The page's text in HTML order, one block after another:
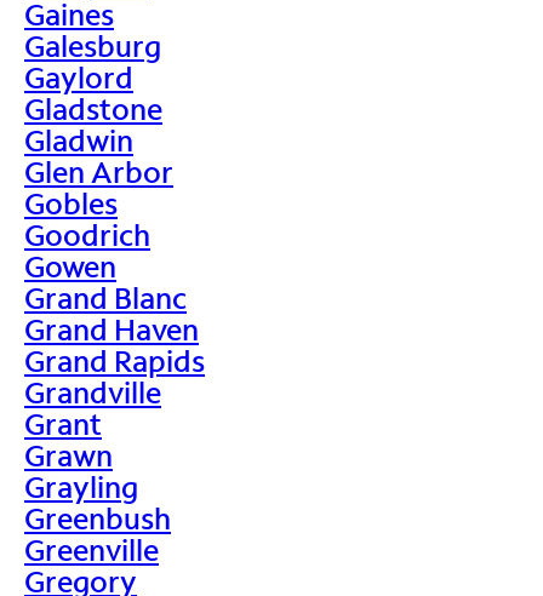
Gaines
Galesburg
Gaylord
Gladstone
Gladwin
Glen Arbor
Gobles
Goodrich
Gowen
Grand Blanc
Grand Haven
Grand Rapids
Grandville
Grant
Grawn
Grayling
Greenbush
Greenville
Gregory